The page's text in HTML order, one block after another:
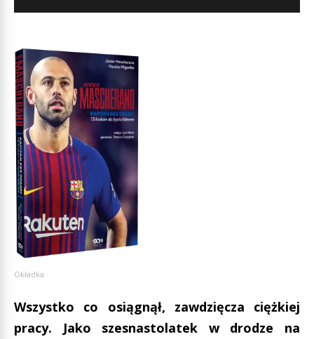
Okładka
Wszystko co osiągnął, zawdzięcza ciężkiej
pracy. Jako szesnastolatek w drodze na